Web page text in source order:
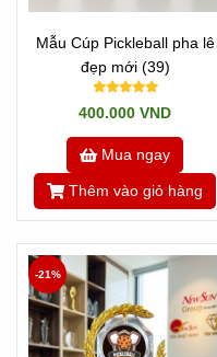
Mẫu Cúp Pickleball pha lê
đẹp mới (39)
400.000 VND
Mua ngay
Thêm vào giỏ hàng
-21%